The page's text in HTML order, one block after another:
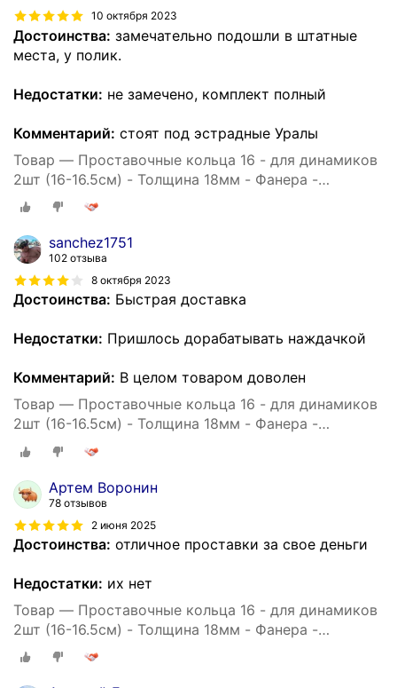
10 октября 2023
Достоинства: замечательно подошли в штатные
места, у полик.
Недостатки: не замечено, комплект полный
Комментарий: стоят под эстрадные Уралы
Товар — Проставочные кольца 16 - для динамиков
2шт (16-16.5см) - Толщина 18мм - Фанера -
проставки для динамиков
sanchez1751
102 отзыва
8 октября 2023
Достоинства: Быстрая доставка
Недостатки: Пришлось дорабатывать наждачкой
Комментарий: В целом товаром доволен
Товар — Проставочные кольца 16 - для динамиков
2шт (16-16.5см) - Толщина 18мм - Фанера -
проставки для динамиков
Артем Воронин
78 отзывов
2 июня 2025
Достоинства: отличное проставки за свое деньги
Недостатки: их нет
Товар — Проставочные кольца 16 - для динамиков
2шт (16-16.5см) - Толщина 18мм - Фанера -
проставки для динамиков